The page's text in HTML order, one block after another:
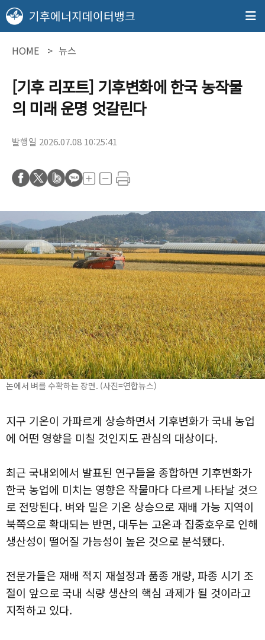
기후에너지데이터뱅크
HOME 뉴스
[기후 리포트] 기후변화에 한국 농작물
의 미래 운명 엇갈린다
발행일 2026.07.08 10:25:41
논에서 벼를 수확하는 장면. (사진=연합뉴스)
지구 기온이 가파르게 상승하면서 기후변화가 국내 농업
에 어떤 영향을 미칠 것인지도 관심의 대상이다.
최근 국내외에서 발표된 연구들을 종합하면 기후변화가
한국 농업에 미치는 영향은 작물마다 다르게 나타날 것으
로 전망된다. 벼와 밀은 기온 상승으로 재배 가능 지역이
북쪽으로 확대되는 반면, 대두는 고온과 집중호우로 인해
생산성이 떨어질 가능성이 높은 것으로 분석됐다.
전문가들은 재배 적지 재설정과 품종 개량, 파종 시기 조
절이 앞으로 국내 식량 생산의 핵심 과제가 될 것이라고
지적하고 있다.